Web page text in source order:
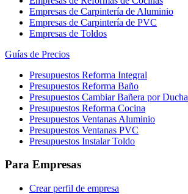
Empresas de Carpintería de Aluminio
Empresas de Carpintería de PVC
Empresas de Toldos
Guías de Precios
Presupuestos Reforma Integral
Presupuestos Reforma Baño
Presupuestos Cambiar Bañera por Ducha
Presupuestos Reforma Cocina
Presupuestos Ventanas Aluminio
Presupuestos Ventanas PVC
Presupuestos Instalar Toldo
Para Empresas
Crear perfil de empresa